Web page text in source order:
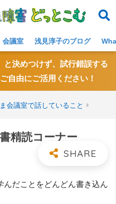
会議室 浅見淳子のブログ
と決めつけず、試行錯誤する
自由にご活用ください！
会議室で話していること
精読コーナー
だことをどんどん書き込ん
NE